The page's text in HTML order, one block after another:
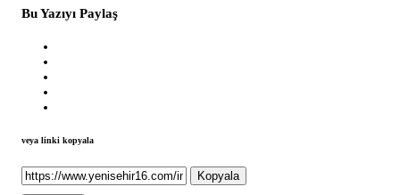
Bu Yazıyı Paylaş
veya linki kopyala
Kopyala